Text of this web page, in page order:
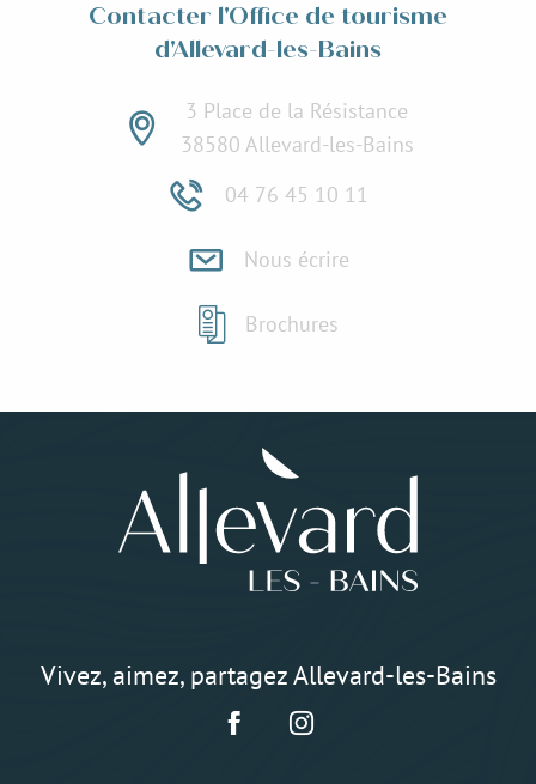
Contacter l'Office de tourisme
d'Allevard-les-Bains
3 Place de la Résistance
38580 Allevard-les-Bains
04 76 45 10 11
Nous écrire
Brochures
Vivez, aimez, partagez Allevard-les-Bains